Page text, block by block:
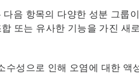
음 항목의 다양한 성분 그룹
또는 유사한 기능을 가진 새
수성으로 인해 오염에 대한